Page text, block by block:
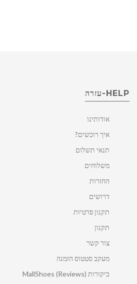
HELP-עזרה
אודותינו
איך רוכשים?
תנאי תשלום
משלוחים
החזרות
דרושים
תקנון פרטיות
תקנון
צור קשר
מעקב סטטוס הזמנה
ביקורות MallShoes (Reviews)